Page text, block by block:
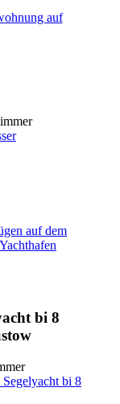
auf
auf dem
bi 8
bi 8